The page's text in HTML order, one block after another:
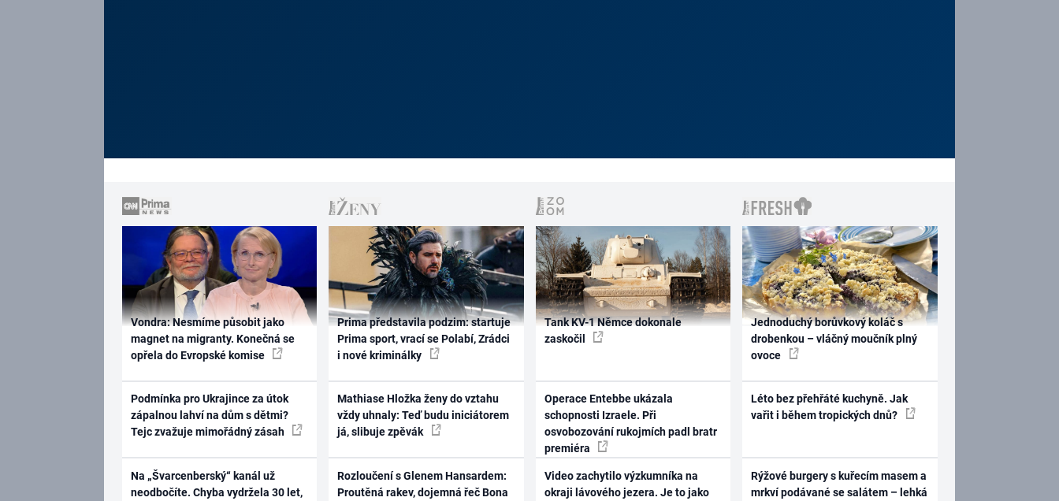
Vondra: Nesmíme působit jako
magnet na migranty. Konečná se
opřela do Evropské komise
Podmínka pro Ukrajince za útok
zápalnou lahví na dům s dětmi?
Tejc zvažuje mimořádný zásah
Na „Švarcenberský“ kanál už
neodbočíte. Chyba vydržela 30 let,
Prima představila podzim: startuje
Prima sport, vrací se Polabí, Zrádci
i nové kriminálky
Mathiase Hložka ženy do vztahu
vždy uhnaly: Teď budu iniciátorem
já, slibuje zpěvák
Rozloučení s Glenem Hansardem:
Proutěná rakev, dojemná řeč Bona
Tank KV-1 Němce dokonale
zaskočil
Operace Entebbe ukázala
schopnosti Izraele. Při
osvobozování rukojmích padl bratr
premiéra
Video zachytilo výzkumníka na
okraji lávového jezera. Je to jako
Jednoduchý borůvkový koláč s
drobenkou – vláčný moučník plný
ovoce
Léto bez přehřáté kuchyně. Jak
vařit i během tropických dnů?
Rýžové burgery s kuřecím masem a
mrkví podávané se salátem – lehká